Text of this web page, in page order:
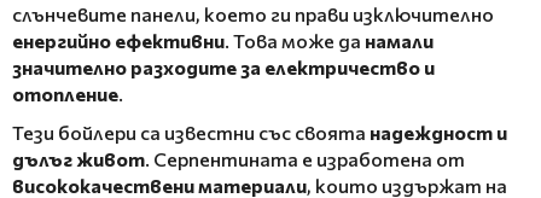
слънчевите панели, което ги прави изключително
енергийно ефективни . Това може да намали
значително разходите за електричество и
отопление
Тези бойлери са известни със своята надеждност и
дълъг живот . Серпентината е изработена от
висококачествени материали, които издържат на